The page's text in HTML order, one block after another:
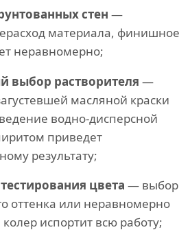
стен —
материала, финишное
неравномерно;
выбор растворителя —
масляной краски
водно-дисперсной
приведет
результату;
цвета — выбор
оттенка или неравномерно
испортит всю работу;